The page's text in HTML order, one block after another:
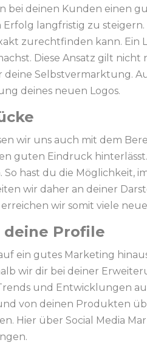
deinen Kunden einen
langfristig zu
zurechtfinden kann.
Diese Ansatz gilt
Selbstvermarktung.
deines neuen Logos.
wir uns auch mit dem
guten Eindruck
hast du die Möglichkeit,
wir daher an deiner
wir somit viele
Profile
ein gutes Marketing
wir dir bei deiner
und Entwicklungen
von deinen Produkten
Hier über Social Media